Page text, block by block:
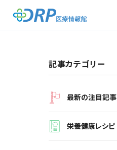
記事カテゴリー
最新の注目記事
栄養健康レシピ